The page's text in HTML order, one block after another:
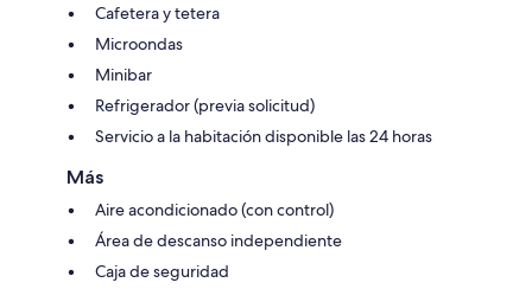
Cafetera y tetera
Microondas
Minibar
Refrigerador (previa solicitud)
Servicio a la habitación disponible las 24 horas
Más
Aire acondicionado (con control)
Área de descanso independiente
Caja de seguridad